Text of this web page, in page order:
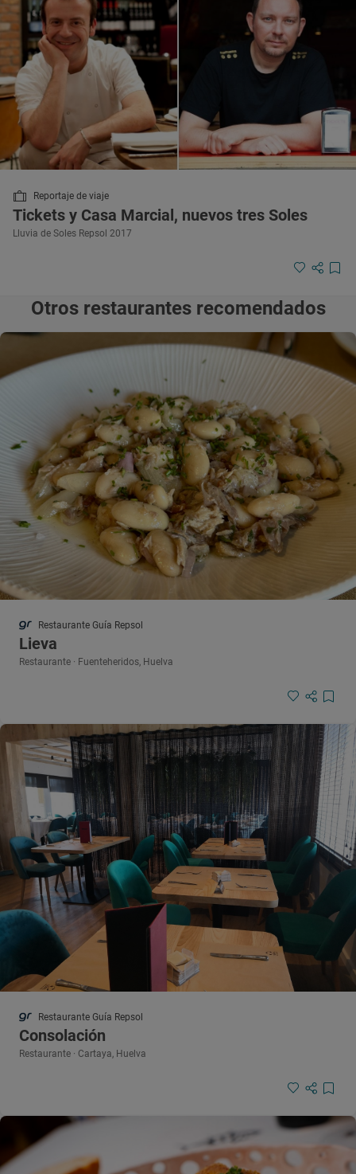
Reportaje de viaje
Tickets y Casa Marcial, nuevos tres Soles
Lluvia de Soles Repsol 2017
Otros restaurantes recomendados
Restaurante Guía Repsol
Lieva
Restaurante · Fuenteheridos, Huelva
Restaurante Guía Repsol
Consolación
Restaurante · Cartaya, Huelva